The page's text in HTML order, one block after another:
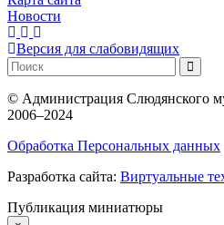
Новости
Версия для слабовидящих
© Администрация Слюдянского
2006–2024
Обработка Персональных данных
Разработка сайта: Виртуальные
Публикация миниатюры